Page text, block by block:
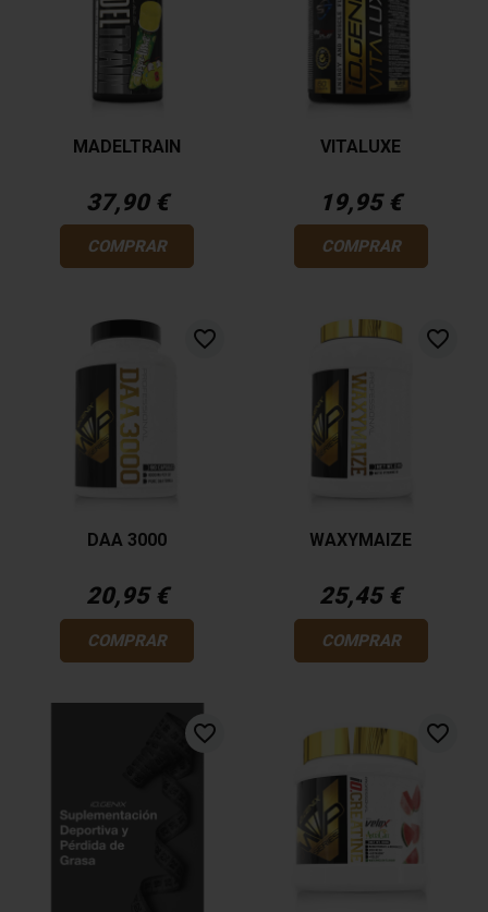
MADELTRAIN
37,90 €
COMPRAR
VITALUXE
19,95 €
COMPRAR
favorite_border
DAA 3000
20,95 €
COMPRAR
favorite_border
WAXYMAIZE
25,45 €
COMPRAR
favorite_border favorite_border